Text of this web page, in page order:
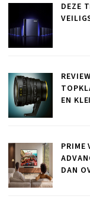
DEZE
EN
PRIME
DAN